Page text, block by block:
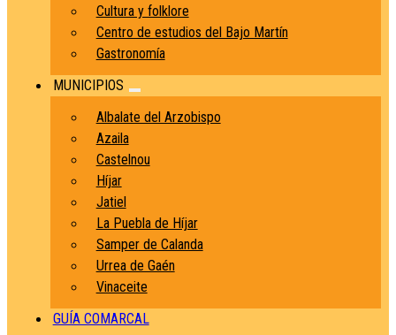
Cultura y folklore
Centro de estudios del Bajo Martín
Gastronomía
MUNICIPIOS
Albalate del Arzobispo
Azaila
Castelnou
Híjar
Jatiel
La Puebla de Híjar
Samper de Calanda
Urrea de Gaén
Vinaceite
GUÍA COMARCAL